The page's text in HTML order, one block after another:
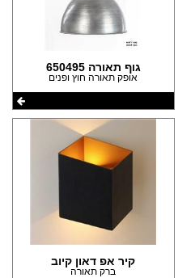
גוף תאורה 650495
אופק תאורה חוץ ופנים
קיר אפ דאון קיוב
ברק תאורה